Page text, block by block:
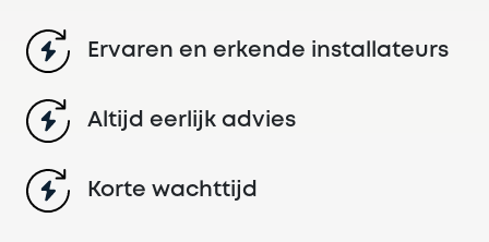
Ervaren en erkende installateurs
Altijd eerlijk advies
Korte wachttijd